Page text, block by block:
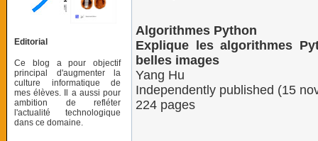
Editorial
Ce blog a pour objectif
principal d'augmenter la
culture informatique de
mes élèves. Il a aussi pour
ambition de refléter
l'actualité technologique
dans ce domaine.
Algorithmes Python
Explique les algorithmes
belles images
Yang Hu
Independently published (15
224 pages